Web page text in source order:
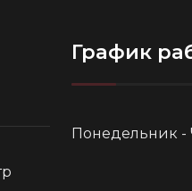
График
Понедельник -